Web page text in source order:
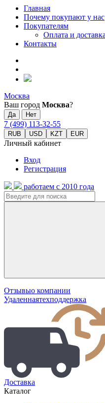
Главная
Почему покупают у нас
Покупателям
Оплата и доставка
Контакты
Москва
Ваш город Москва?
7 (499) 113-32-55
RUB USD KZT EUR
Личный кабинет
Вход
Регистрация
работаем с 2010 года
Отзывыо компании
Удаленнаятехподдержка
Доставка
Каталог